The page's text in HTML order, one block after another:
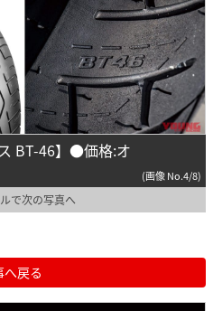
BT-46】●価格:オ
(画像 No.4/8)
で次の写真へ
へ戻る